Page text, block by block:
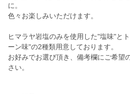
に。
色々お楽しみいただけます。
ヒマラヤ岩塩のみを使用した"塩味"と
ーン味"の2種類用意しております。
お好みでお選び頂き、備考欄にご希望
さい。